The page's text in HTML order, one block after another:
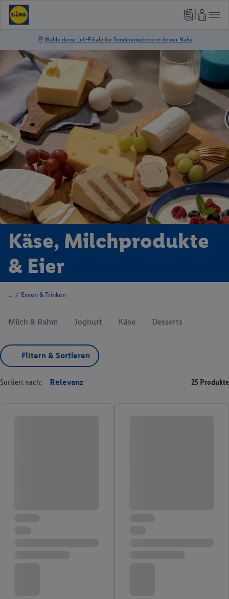
Käse, Milchprodukte
& Eier
/ Essen & Trinken
Milch & Rahm Joghurt Käse Desserts
Filtern & Sortieren
Sortiert nach: Relevanz 25 Produkte